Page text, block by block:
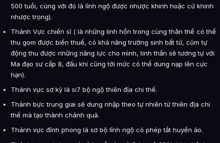
500 tuổi, cùng với đó là lĩnh ngộ được nhược khinh hoặc cử khinh
nhược trọng).
Thánh Vực chiến sĩ ( là những linh hồn trong cùng thân thể có thể
thu gom được biến thuế, có khả năng trường sinh bất tử, cũm tự
động thu được những năng lực cho mình, tinh thần sẽ tương tự với
Ma đạo sư cấp 8, đấu khí cũng tới mức có thể dung nạp lên cực
hạn).
Thánh vực sơ kỳ là si7 bộ ngộ thiên địa chi thế.
Thánh bực trung giai sẽ dung nhập theo tự nhiên từ thiên địa chi
thế mà tạo thành chánh quả.
Thánh vực đỉnh phong là sơ bộ lĩnh ngộ có phép tắt huyền ảo.